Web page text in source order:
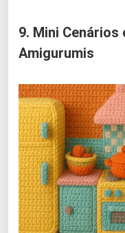
9. Mini Cenários
Amigurumis